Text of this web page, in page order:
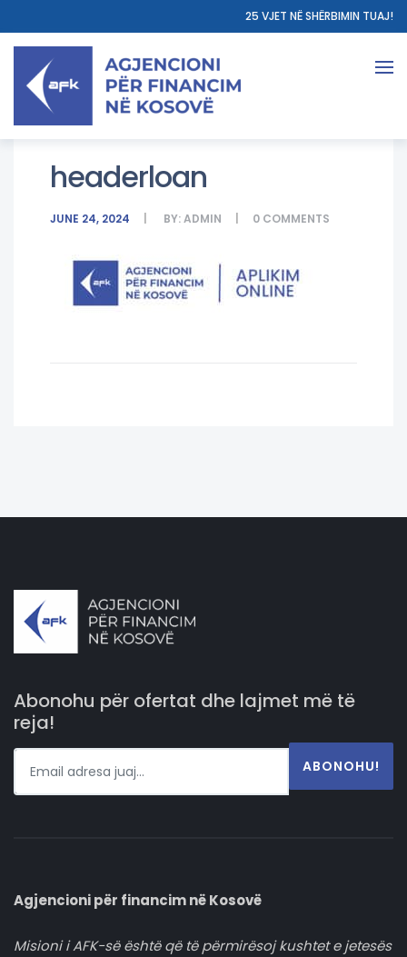
25 VJET NË SHËRBIMIN TUAJ!
headerloan
JUNE 24, 2024 BY:ADMIN 0 COMMENTS
Abonohu për ofertat dhe lajmet më të
reja!
ABONOHU!
Agjencioni për financim në Kosovë
Misioni i AFK-së është që të përmirësoj kushtet e jetesës